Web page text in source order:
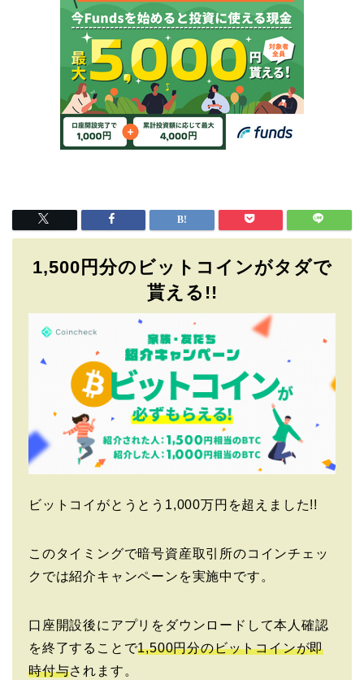
1,500円分のビットコインがタダで
貰える!!
ビットコイがとうとう1,000万円を超えました!!
このタイミングで暗号資産取引所のコインチェッ
クでは紹介キャンペーンを実施中です。
口座開設後にアプリをダウンロードして本人確認
を終了することで1,500円分のビットコインが即
時付与されます。